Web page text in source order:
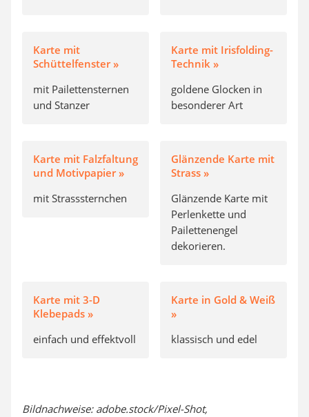
Karte mit
Schüttelfenster »
mit Pailettensternen
und Stanzer
Karte mit Irisfolding-
Technik »
goldene Glocken in
besonderer Art
Karte mit Falzfaltung
und Motivpapier »
mit Strasssternchen
Glänzende Karte mit
Strass »
Glänzende Karte mit
Perlenkette und
Pailettenengel
dekorieren.
Karte mit 3-D
Klebepads »
einfach und effektvoll
Karte in Gold & Weiß
»
klassisch und edel
Bildnachweise: adobe.stock/Pixel-Shot,